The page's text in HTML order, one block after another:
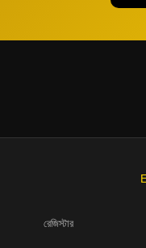
রেজিস্টার